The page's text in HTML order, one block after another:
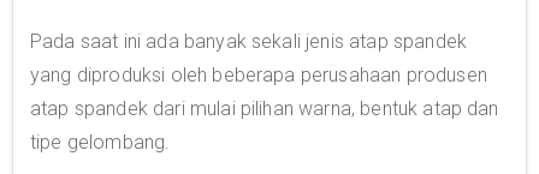
Pada saat ini ada banyak sekali jenis atap spandek
yang diproduksi oleh beberapa perusahaan produsen
atap spandek dari mulai pilihan warna, bentuk atap dan
tipe gelombang.